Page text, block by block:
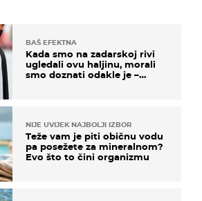
BAŠ EFEKTNA
Kada smo na zadarskoj rivi
ugledali ovu haljinu, morali
smo doznati odakle je –
NIJE UVIJEK NAJBOLJI IZBOR
Teže vam je piti običnu vodu
pa posežete za mineralnom?
Evo što to čini organizmu